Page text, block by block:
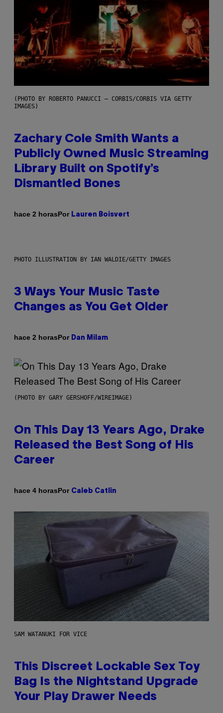
(PHOTO BY ROBERTO PANUCCI – CORBIS/CORBIS VIA GETTY
IMAGES)
Zachary Cole Smith Wants a
Publicly Owned Music Streaming
Library Built on Spotify’s
Dismantled Bones
hace 2 horasPor Lauren Boisvert
PHOTO ILLUSTRATION BY IAN WALDIE/GETTY IMAGES
3 Ways Your Music Taste
Changes as You Get Older
hace 2 horasPor Dan Milam
(PHOTO BY GARY GERSHOFF/WIREIMAGE)
On This Day 13 Years Ago, Drake
Released the Best Song of His
Career
hace 4 horasPor Caleb Catlin
SAM WATANUKI FOR VICE
This Discreet Lockable Sex Toy
Bag Is the Nightstand Upgrade
Your Play Drawer Needs